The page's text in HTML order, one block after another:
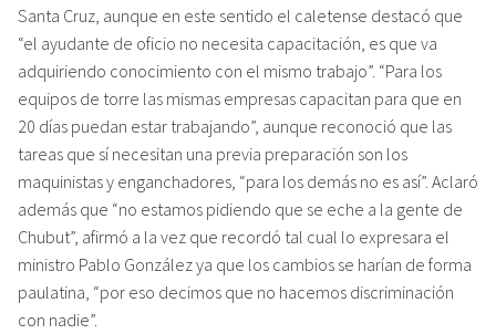
Santa Cruz, aunque en este sentido el caletense destacó que
“el ayudante de oficio no necesita capacitación, es que va
adquiriendo conocimiento con el mismo trabajo”. “Para los
equipos de torre las mismas empresas capacitan para que en
20 días puedan estar trabajando”, aunque reconoció que las
tareas que sí necesitan una previa preparación son los
maquinistas y enganchadores, “para los demás no es así”. Aclaró
además que “no estamos pidiendo que se eche a la gente de
Chubut”, afirmó a la vez que recordó tal cual lo expresara el
ministro Pablo González ya que los cambios se harían de forma
paulatina, “por eso decimos que no hacemos discriminación
con nadie”.